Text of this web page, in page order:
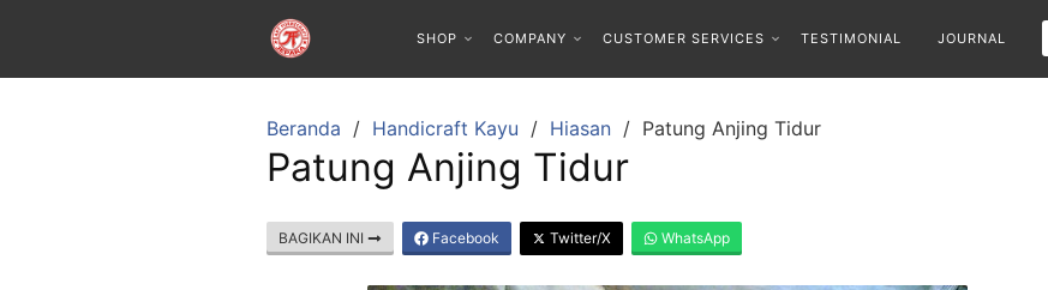
SHOP COMPANY CUSTOMER SERVICES TESTIMONIAL JOURNAL
Beranda Handicraft Kayu Hiasan Patung Anjing Tidur
Patung Anjing Tidur
BAGIKAN INI Facebook Twitter/X WhatsApp